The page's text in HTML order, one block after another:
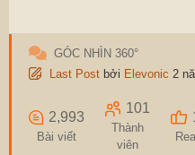
GÓC NHÌN 360°
Last Post bởi Elevonic 2
2,993
Bài viết
101
Thành
viên